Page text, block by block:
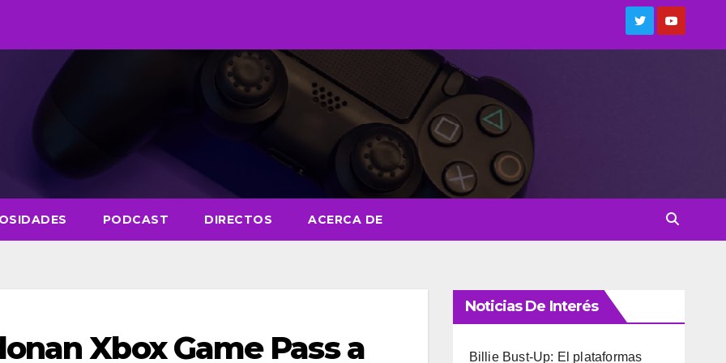
PODCAST DIRECTOS ACERCA DE
Xbox Game Pass a
Noticias De Interés
Billie Bust-Up: El plataformas